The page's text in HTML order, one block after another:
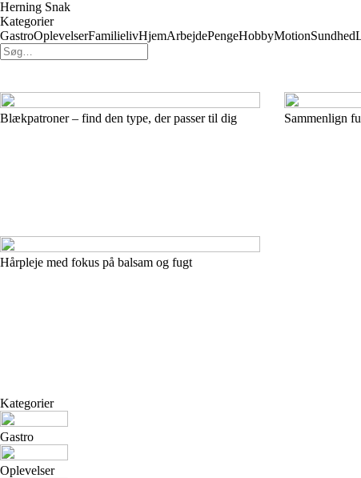
Herning Snak
Kategorier
GastroOplevelserFamilielivHjemArbejdePengeHobbyMotionSundhed
Blækpatroner – find den type, der passer til dig
Hårpleje med fokus på balsam og fugt
Sammenlign
Kategorier
Gastro
Oplevelser